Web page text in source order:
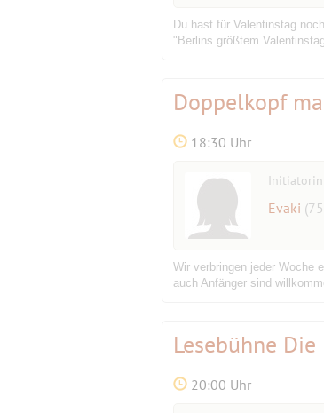
Du hast für Valentinstag
"Berlins größtem
Doppelkopf
18:30 Uhr
Initiatorin
Evaki
Wir verbringen jeder Woche
auch Anfänger sind
Lesebühne
20:00 Uhr